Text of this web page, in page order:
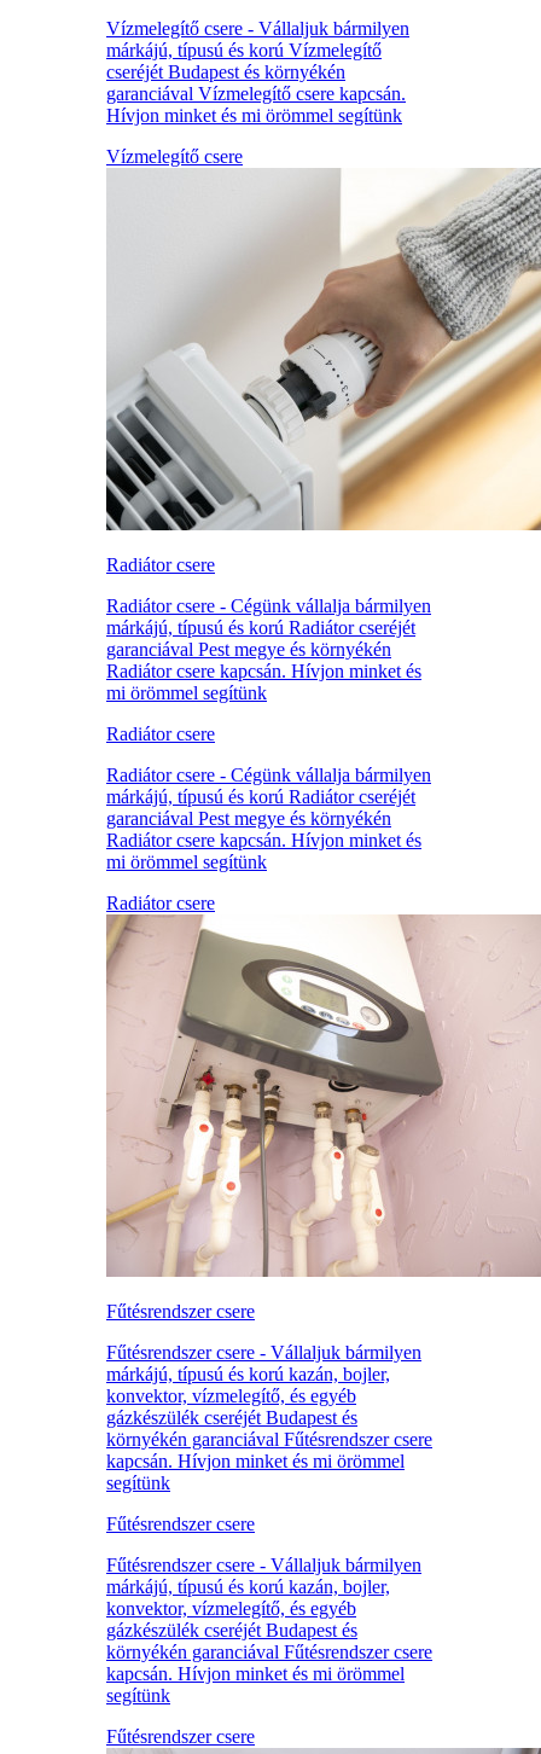
Vízmelegítő csere - Vállaljuk bármilyen
márkájú, típusú és korú Vízmelegítő
cseréjét Budapest és környékén
garanciával Vízmelegítő csere kapcsán.
Hívjon minket és mi örömmel segítünk
Vízmelegítő csere
Radiátor csere
Radiátor csere - Cégünk vállalja bármilyen
márkájú, típusú és korú Radiátor cseréjét
garanciával Pest megye és környékén
Radiátor csere kapcsán. Hívjon minket és
mi örömmel segítünk
Radiátor csere
Radiátor csere - Cégünk vállalja bármilyen
márkájú, típusú és korú Radiátor cseréjét
garanciával Pest megye és környékén
Radiátor csere kapcsán. Hívjon minket és
mi örömmel segítünk
Radiátor csere
Fűtésrendszer csere
Fűtésrendszer csere - Vállaljuk bármilyen
márkájú, típusú és korú kazán, bojler,
konvektor, vízmelegítő, és egyéb
gázkészülék cseréjét Budapest és
környékén garanciával Fűtésrendszer csere
kapcsán. Hívjon minket és mi örömmel
segítünk
Fűtésrendszer csere
Fűtésrendszer csere - Vállaljuk bármilyen
márkájú, típusú és korú kazán, bojler,
konvektor, vízmelegítő, és egyéb
gázkészülék cseréjét Budapest és
környékén garanciával Fűtésrendszer csere
kapcsán. Hívjon minket és mi örömmel
segítünk
Fűtésrendszer csere